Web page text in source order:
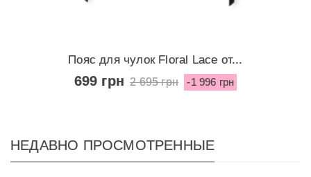
Пояс для чулок Floral Lace от...
699 грн 2 695 грн -1 996 грн
НЕДАВНО ПРОСМОТРЕННЫЕ